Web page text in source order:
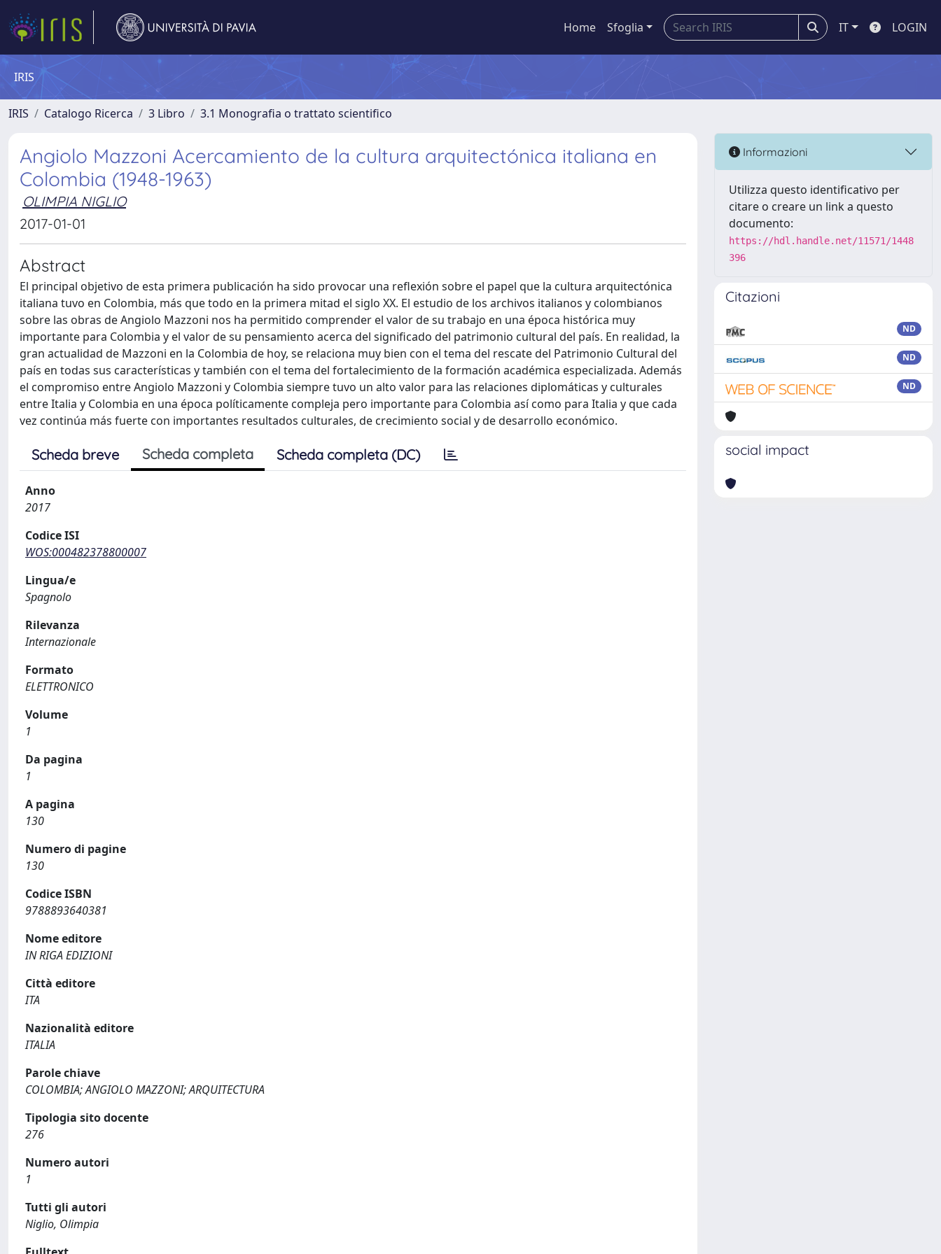
Home Sfoglia IT LOGIN
IRIS
IRIS Catalogo Ricerca 3 Libro 3.1 Monografia o trattato scientifico
Angiolo Mazzoni Acercamiento de la cultura arquitectónica italiana en
Colombia (1948-1963)
OLIMPIA NIGLIO
2017-01-01
Abstract
El principal objetivo de esta primera publicación ha sido provocar una reflexión sobre el papel que la cultura arquitectónica
italiana tuvo en Colombia, más que todo en la primera mitad el siglo XX. El estudio de los archivos italianos y colombianos
sobre las obras de Angiolo Mazzoni nos ha permitido comprender el valor de su trabajo en una época histórica muy
importante para Colombia y el valor de su pensamiento acerca del significado del patrimonio cultural del país. En realidad, la
gran actualidad de Mazzoni en la Colombia de hoy, se relaciona muy bien con el tema del rescate del Patrimonio Cultural del
país en todas sus características y también con el tema del fortalecimiento de la formación académica especializada. Además
el compromiso entre Angiolo Mazzoni y Colombia siempre tuvo un alto valor para las relaciones diplomáticas y culturales
entre Italia y Colombia en una época políticamente compleja pero importante para Colombia así como para Italia y que cada
vez continúa más fuerte con importantes resultados culturales, de crecimiento social y de desarrollo económico.
Scheda breve Scheda completa Scheda completa (DC)
Anno
2017
Codice ISI
WOS:000482378800007
Lingua/e
Spagnolo
Rilevanza
Internazionale
Formato
ELETTRONICO
Volume
1
Da pagina
1
A pagina
130
Numero di pagine
130
Codice ISBN
9788893640381
Nome editore
IN RIGA EDIZIONI
Città editore
ITA
Nazionalità editore
ITALIA
Parole chiave
COLOMBIA; ANGIOLO MAZZONI; ARQUITECTURA
Tipologia sito docente
276
Numero autori
1
Tutti gli autori
Niglio, Olimpia
Informazioni
Utilizza questo identificativo per
citare o creare un link a questo
documento:
https://hdl.handle.net/11571/1448
396
Citazioni
ND
ND
ND
social impact